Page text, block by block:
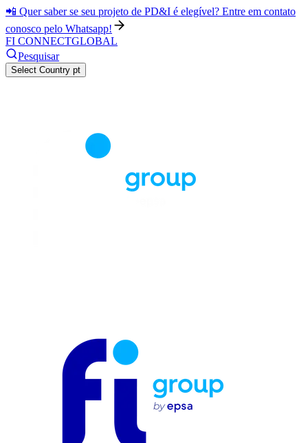
📲 Quer saber se seu projeto de PD&I é elegível? Entre em contato
conosco pelo Whatsapp!
FI CONNECTGLOBAL
Pesquisar
Select Country pt